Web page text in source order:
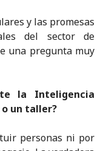
y las promesas
del sector de
una pregunta muy
la Inteligencia
un taller?
personas ni por